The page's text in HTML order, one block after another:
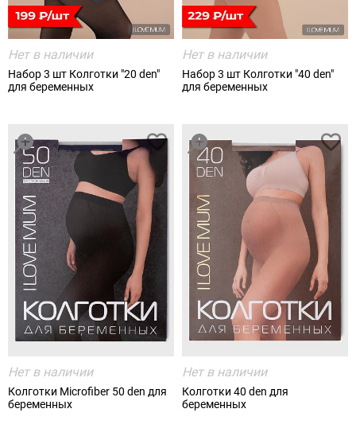
Нет в наличии
Набор 3 шт Колготки "20 den"
для беременных
Нет в наличии
Набор 3 шт Колготки "40 den"
для беременных
Нет в наличии
Колготки Microfiber 50 den для
беременных
Нет в наличии
Колготки 40 den для
беременных